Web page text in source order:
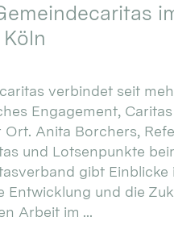
verbindet seit
Engagement,
Anita Borchers,
und Lotsenpunkte
gibt Einblicke
Entwicklung und die
Arbeit im ...